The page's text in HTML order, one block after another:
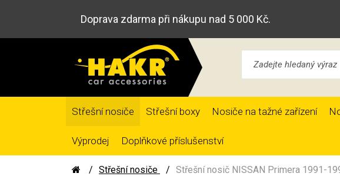
Doprava zdarma při nákupu nad 5 000 Kč.
Střešní nosiče Střešní boxy Nosiče na tažné zařízení
Výprodej Doplňkové příslušenství
Střešní nosiče Střešní nosič NISSAN Primera 1991-